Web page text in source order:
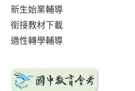
新生始業輔導
銜接教材下載
適性轉學輔導